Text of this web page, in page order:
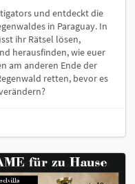
und entdeckt die
in Paraguay. In
ihr Rätsel lösen,
herausfinden, wie euer
am anderen Ende der
retten, bevor es